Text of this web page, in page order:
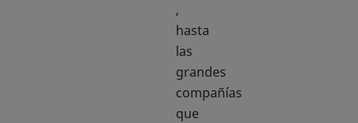
se abre en una pestaña nueva
,
hasta
las
grandes
compañías
que